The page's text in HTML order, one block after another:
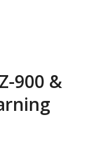
900 &